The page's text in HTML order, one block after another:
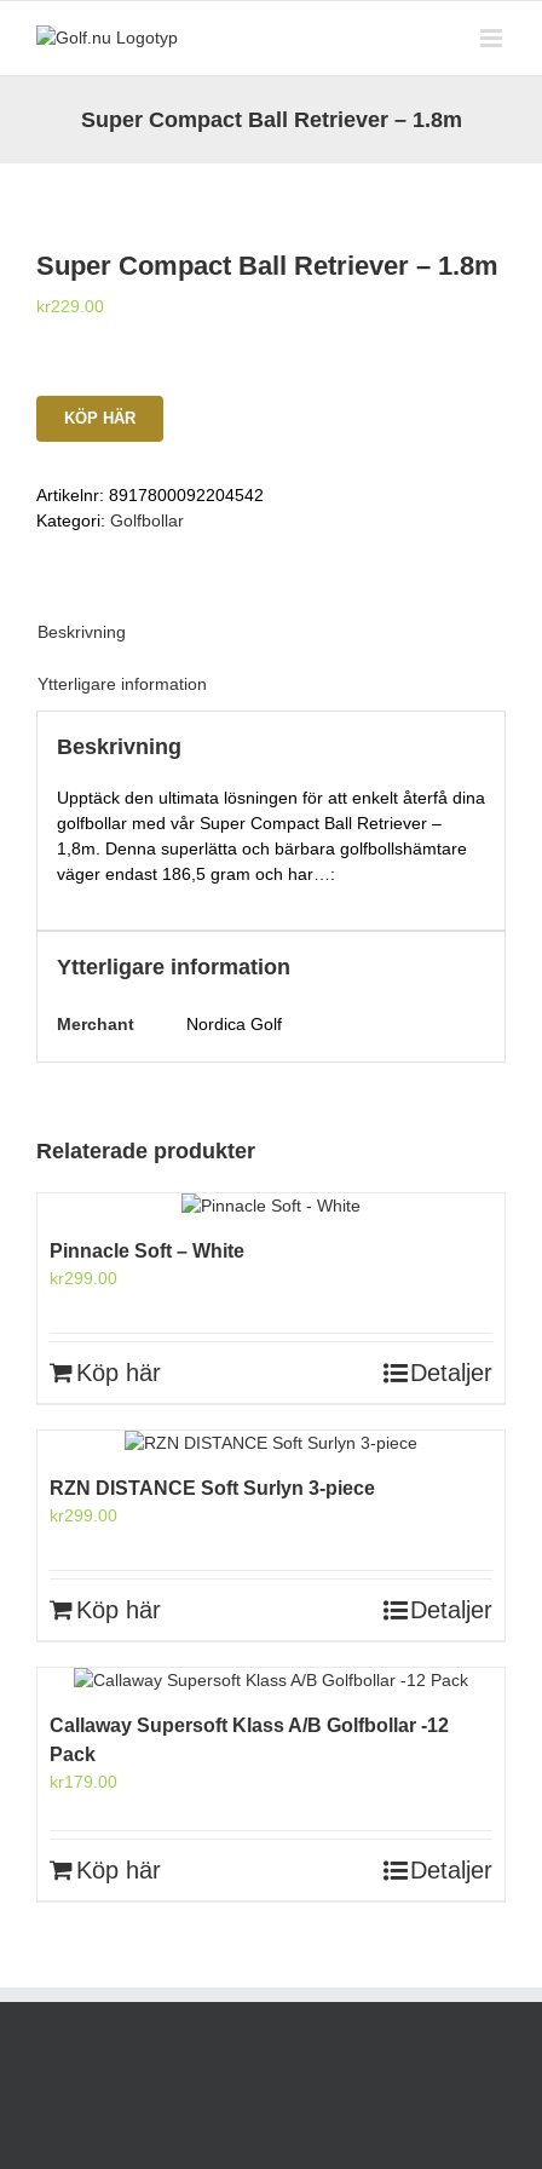
Super Compact Ball Retriever – 1.8m
Super Compact Ball Retriever – 1.8m
kr229.00
KÖP HÄR
Artikelnr: 8917800092204542
Kategori: Golfbollar
Beskrivning
Ytterligare information
Beskrivning
Upptäck den ultimata lösningen för att enkelt återfå dina
golfbollar med vår Super Compact Ball Retriever –
1,8m. Denna superlätta och bärbara golfbollshämtare
väger endast 186,5 gram och har…:
Ytterligare information
Merchant Nordica Golf
Relaterade produkter
Pinnacle Soft – White
kr299.00
Köp här Detaljer
RZN DISTANCE Soft Surlyn 3-piece
kr299.00
Köp här Detaljer
Callaway Supersoft Klass A/B Golfbollar -12
Pack
kr179.00
Köp här Detaljer